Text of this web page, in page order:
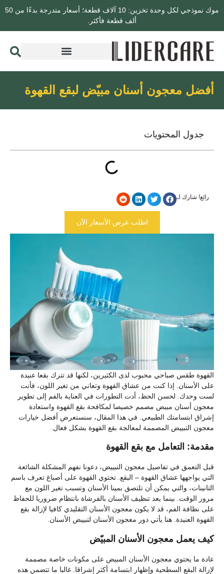
موك نموذجي لكل وحدة تخزين: 10 آلاف قطعة؛ أسعار متدرجة بدءًا من 50
ألف قطعة فأكثر.
أفضل معجون أسنان مبيّض لبقع القهوة
القهوة طقس صباحي محبوب لدى الكثيرين، لكنها قد تترك بقعا عنيدة
على الأسنان. إذا كنت من عشاق القهوة وتعاني من تغير اللون، فأنت
لست وحدك. لحسن الحظ، أدت التطورات في العناية بالفم إلى تطوير
معجون أسنان مبيض مصمم خصيصا لمكافحة بقع القهوة واستعادة
إشراق ابتسامتك الطبيعي. في هذا المقال، سنستعرض أفضل خيارات
معجون التبييض المصممة لمعالجة بقع القهوة بشكل فعال.
مقدمة: التعامل مع بقع القهوة
قبل التعمق في تفاصيل معجون التبييض، دعونا نفهم المشكلة الشائعة
التي يواجهها عشاق القهوة – البقع. تحتوي القهوة على أصباغ تعرف باسم
التانينات، والتي يمكن أن تلتصق بمينا الأسنان وتسبب تغير اللون مع
مرور الوقت. بينما يعد تنظيف الأسنان بالفرشاة بانتظام ضروريا للحفاظ
على نظافة الفم، قد لا يكون معجون الأسنان التقليدي كافيا لإزالة بقع
القهوة العنيدة. هنا يأتي دور معجون الأسنان لتبييض الأسنان.
كيف يعمل معجون الأسنان المبيّض
عادة ما يحتوي معجون الأسنان المبيض على مكونات خاصة مصممة
لإزالة البقع السطحية وإظهار ابتسامة أكثر إشراقا. غالبا ما تتضمن هذه
جدول المحتويات
رائع! شارك لـ
اطلب عرض الأسعار الآن